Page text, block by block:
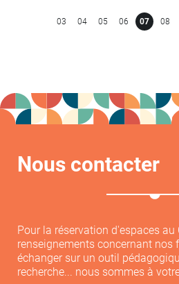
03 04 05 06 07 08
Nous contacter
Pour la réservation d'espaces au
renseignements concernant nos
échanger sur un outil
recherche... nous sommes à